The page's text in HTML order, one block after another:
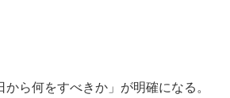
ら何をすべきか」が明確になる。